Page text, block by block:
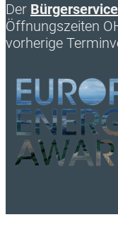
Der Bürgerservice
Öffnungszeiten
vorherige